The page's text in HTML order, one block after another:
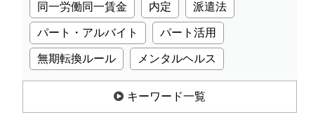
同一労働同一賃金 内定 派遣法
パート・アルバイト パート活用
無期転換ルール メンタルヘルス
キーワード一覧